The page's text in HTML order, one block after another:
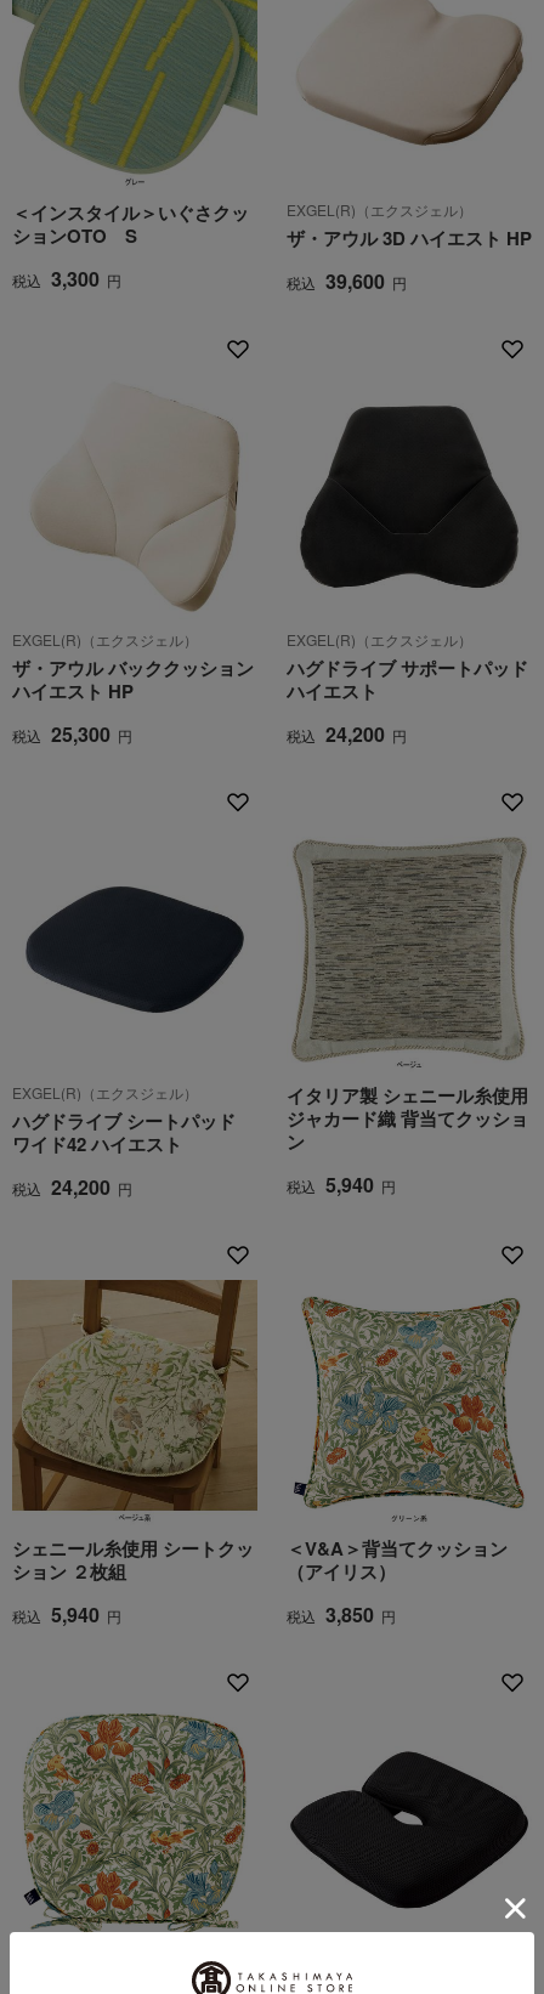
＜インスタイル＞いぐさクッ
ションOTO S
税込 3,300 円
EXGEL(R)（エクスジェル）
ザ・アウル 3D ハイエスト HP
税込 39,600 円
EXGEL(R)（エクスジェル）
ザ・アウル バッククッション
ハイエスト HP
税込 25,300 円
EXGEL(R)（エクスジェル）
ハグドライブ サポートパッド
ハイエスト
税込 24,200 円
EXGEL(R)（エクスジェル）
ハグドライブ シートパッド
ワイド42 ハイエスト
税込 24,200 円
イタリア製 シェニール糸使用
ジャカード織 背当てクッショ
ン
税込 5,940 円
シェニール糸使用 シートクッ
ション ２枚組
税込 5,940 円
＜V&A＞背当てクッション
（アイリス）
税込 3,850 円
＜V&A＞シートクッション
ユーキ･トレーディング